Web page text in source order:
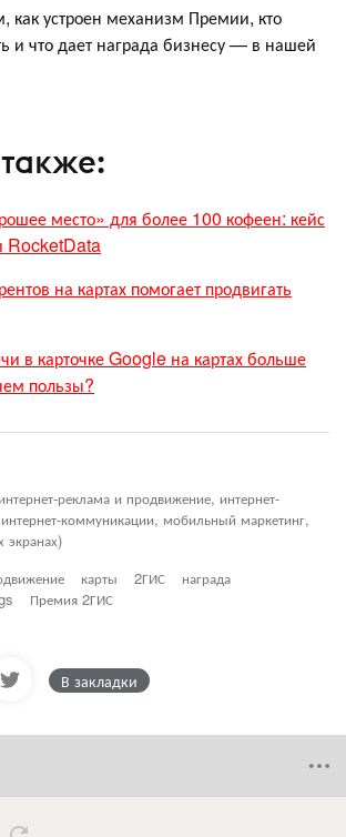
как устроен механизм Премии, кто
и что дает награда бизнесу — в нашей
место» для более 100 кофеен: кейс
RocketData
на картах помогает продвигать
в карточке Google на картах больше
пользы?
реклама и продвижение, интернет-
коммуникации, мобильный маркетинг,
экранах)
карты 2ГИС
награда
Премия 2ГИС
В закладки